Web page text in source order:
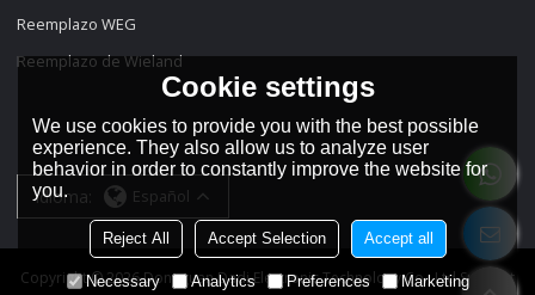
Reemplazo WEG
Reemplazo de Wieland
idioma: Español
Copyright © 2026Dongguan Dadi Electronic Technology Co., LtdSupport
Cookie settings
We use cookies to provide you with the best possible
experience. They also allow us to analyze user
behavior in order to constantly improve the website for
you.
Reject All Accept Selection Accept all
Necessary Analytics Preferences Marketing